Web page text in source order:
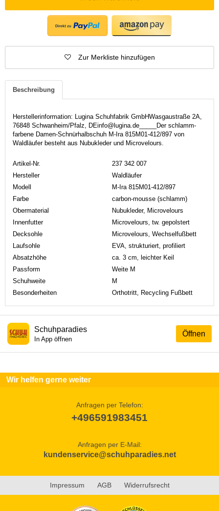
Zur Merkliste hinzufügen
Beschreibung
Herstellerinformation: Lugina Schuhfabrik GmbHWasgaustraße 2A,
76848 Schwanheim/Pfalz, DEinfo@lugina.de_____Der schlamm-
farbene Damen-Schnürhalbschuh M-Ira 815M01-412/897 von
Waldläufer besteht aus Nubukleder und Microvelours.
Artikel-Nr.
237 342 007
Hersteller
Waldläufer
Modell
M-Ira 815M01-412/897
Farbe
carbon-mousse (schlamm)
Obermaterial
Nubukleder, Microvelours
Innenfutter
Microvelours, tw. gepolstert
Decksohle
Microvelours, Wechselfußbett
Laufsohle
EVA, strukturiert, profiliert
Absatzhöhe
ca. 3 cm, leichter Keil
Passform
Weite M
Schuhweite
M
Besonderheiten
Orthotritt, Recycling Fußbett
Öffnen
Schuhparadies
In App öffnen
Wir helfen gerne weiter
Anfragen per Telefon:
+496591983451
Anfragen per E-Mail:
kundenservice@schuhparadies.net
Impressum AGB Widerrufsrecht